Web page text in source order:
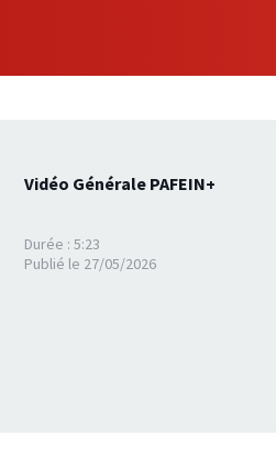
Vidéo Générale PAFEIN+
Durée : 5:23
Publié le 27/05/2026